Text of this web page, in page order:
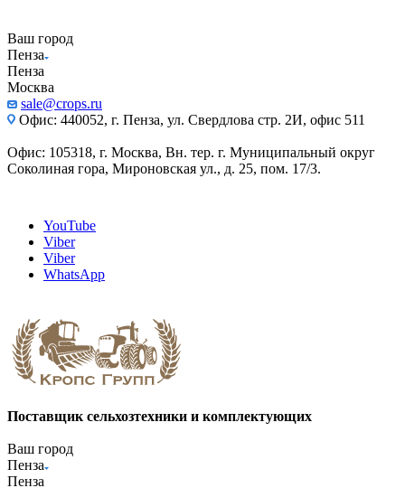
Ваш город
Пенза
Пенза
Москва
sale@crops.ru
Офис: 440052, г. Пенза, ул. Свердлова стр. 2И, офис 511
Офис: 105318, г. Москва, Вн. тер. г. Муниципальный округ
Соколиная гора, Мироновская ул., д. 25, пом. 17/3.
YouTube
Viber
Viber
WhatsApp
Поставщик сельхозтехники и комплектующих
Ваш город
Пенза
Пенза